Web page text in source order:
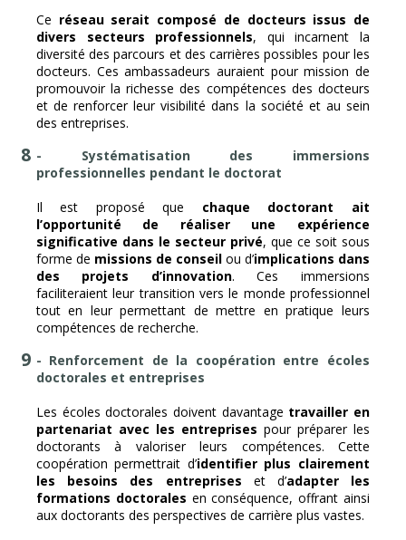
Ce réseau serait composé de docteurs issus de
divers secteurs professionnels, qui incarnent la
diversité des parcours et des carrières possibles pour les
docteurs. Ces ambassadeurs auraient pour mission de
promouvoir la richesse des compétences des docteurs
et de renforcer leur visibilité dans la société et au sein
des entreprises.
- Systématisation des immersions
professionnelles pendant le doctorat
Il est proposé que chaque doctorant ait
l’opportunité de réaliser une expérience
significative dans le secteur privé, que ce soit sous
forme de missions de conseil ou d’implications dans
des projets d’innovation. Ces immersions
faciliteraient leur transition vers le monde professionnel
tout en leur permettant de mettre en pratique leurs
compétences de recherche.
- Renforcement de la coopération entre écoles
doctorales et entreprises
Les écoles doctorales doivent davantage travailler en
partenariat avec les entreprises pour préparer les
doctorants à valoriser leurs compétences. Cette
coopération permettrait d’identifier plus clairement
les besoins des entreprises et d’adapter les
formations doctorales en conséquence, offrant ainsi
aux doctorants des perspectives de carrière plus vastes.